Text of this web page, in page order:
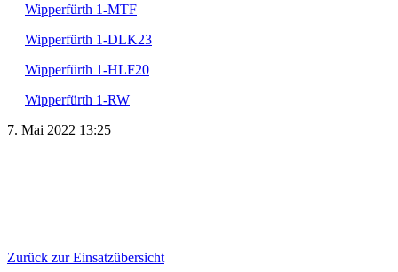
Wipperfürth 1-MTF
Wipperfürth 1-DLK23
Wipperfürth 1-HLF20
Wipperfürth 1-RW
7. Mai 2022 13:25
Zurück zur Einsatzübersicht